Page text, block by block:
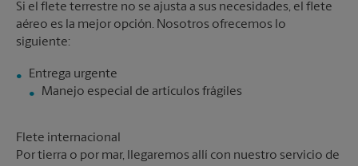
Si el flete terrestre no se ajusta a sus necesidades, el flete
aéreo es la mejor opción. Nosotros ofrecemos lo
siguiente:
Manejo especial de artículos frágiles
Flete internacional
Por tierra o por mar, llegaremos allí con nuestro servicio de